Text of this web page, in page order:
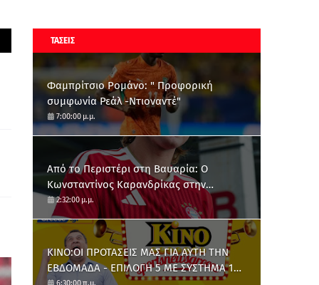
ΤΑΣΕΙΣ
Φαμπρίτσιο Ρομάνο: " Προφορική
συμφωνία Ρεάλ -Ντιοναντέ"
7:00:00 μ.μ.
Από το Περιστέρι στη Βαυαρία: O
Κωνσταντίνος Καρανδρίκας στην
Μπάγερν Μονάχου
2:32:00 μ.μ.
ΚΙΝΟ:ΟΙ ΠΡΟΤΑΣΕΙΣ ΜΑΣ ΓΙΑ ΑΥΤΗ ΤΗΝ
ΕΒΔΟΜΑΔΑ - ΕΠΙΛΟΓΗ 5 ΜΕ ΣΥΣΤΗΜΑ 10